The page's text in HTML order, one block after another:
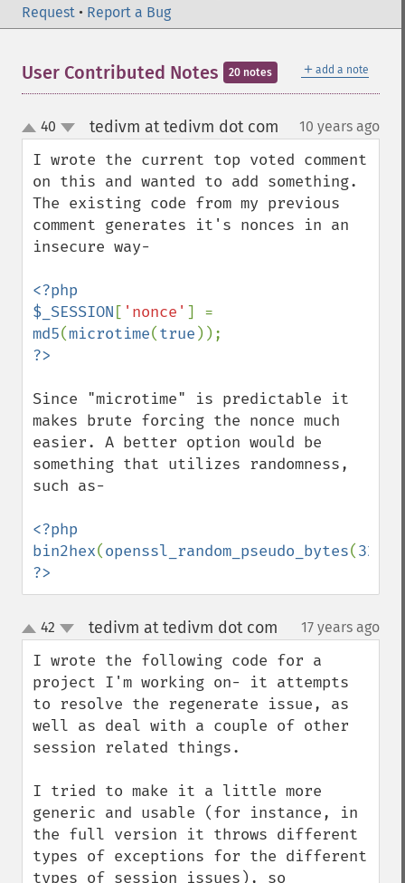
Request • Report a Bug
＋ add a note
User Contributed Notes 20 notes
up
down
40 tedivm at tedivm dot com 10 years ago
I wrote the current top voted comment
on this and wanted to add something.
The existing code from my previous
comment generates it's nonces in an
insecure way-
<?php
$_SESSION [ 'nonce'
md5(microtime(true
Since "microtime" is predictable it
makes brute forcing the nonce much
easier. A better option would be
something that utilizes randomness,
such as-
<?php
bin2hex(openssl_random_pseudo_bytes(32
?>
up
down
42 tedivm at tedivm dot com 17 years ago
I wrote the following code for a
project I'm working on- it attempts
to resolve the regenerate issue, as
well as deal with a couple of other
session related things.
I tried to make it a little more
generic and usable (for instance, in
the full version it throws different
types of exceptions for the different
types of session issues), so